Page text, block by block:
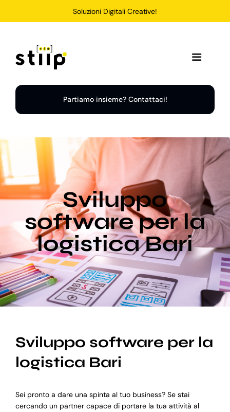
Soluzioni Digitali Creative!
Toggle
Home
Soluzioni
Chi Siamo
Portfolio
Blog
Supporto
Partiamo insieme? Contattaci!
Sviluppo
software per la
logistica Bari
Sviluppo software per la
logistica Bari
Sei pronto a dare una spinta al tuo business? Se stai
cercando un partner capace di portare la tua attività al